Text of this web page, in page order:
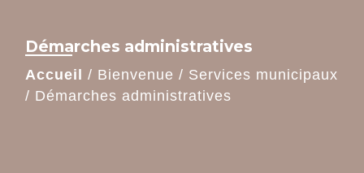
Démarches administratives
Accueil / Bienvenue / Services municipaux
/ Démarches administratives